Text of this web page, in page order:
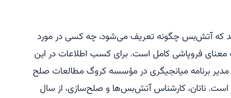
که آتش‌بس چگونه تعریف می‌شود، چه کسی در مورد
فروپاشی کامل است. برای کسب اطلاعات در این
مدیر برنامه میانجیگری در مؤسسه کروگ مطالعات صلح
است. ناتان، کارشناس آتش‌بس‌ها و صلح‌سازی، از سال